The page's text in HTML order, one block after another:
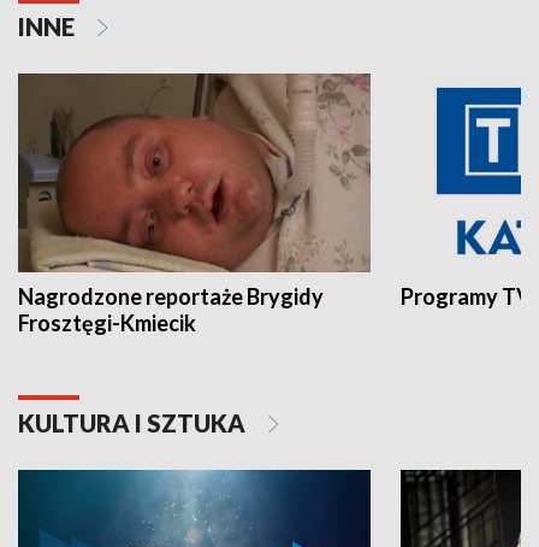
INNE
Nagrodzone reportaże Brygidy
Frosztęgi-Kmiecik
Programy
KULTURA I SZTUKA